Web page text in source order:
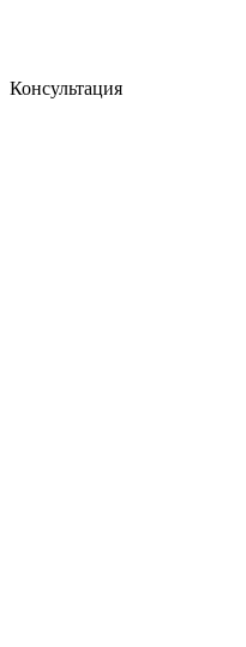
Консультация